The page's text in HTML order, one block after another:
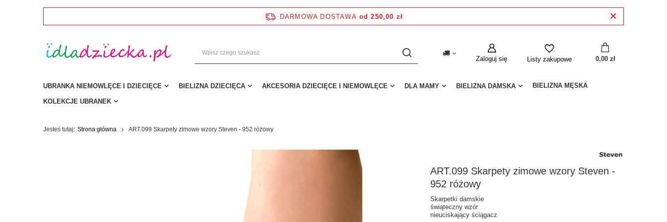
DARMOWA DOSTAWA od 250,00 zł
Zaloguj się Listy zakupowe 0,00 zł
UBRANKA NIEMOWLĘCE I DZIECIĘCE BIELIZNA DZIECIĘCA AKCESORIA DZIECIĘCE I NIEMOWLĘCE DLA MAMY BIELIZNA DAMSKA BIELIZNA MĘSKA
KOLEKCJE UBRANEK
Jesteś tutaj: Strona główna ART.099 Skarpety zimowe wzory Steven - 952 różowy
ART.099 Skarpety zimowe wzory Steven -
952 różowy
Skarpetki damskie
świąteczny wzór
nieuciskający ściągacz